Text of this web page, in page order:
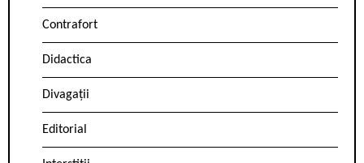
Contrafort
Didactica
Divagații
Editorial